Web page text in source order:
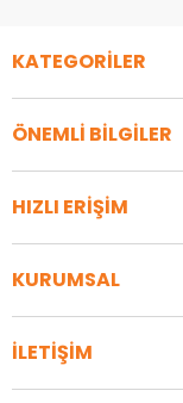
KATEGORİLER
ÖNEMLİ BİLGİLER
HIZLI ERİŞİM
KURUMSAL
İLETİŞİM